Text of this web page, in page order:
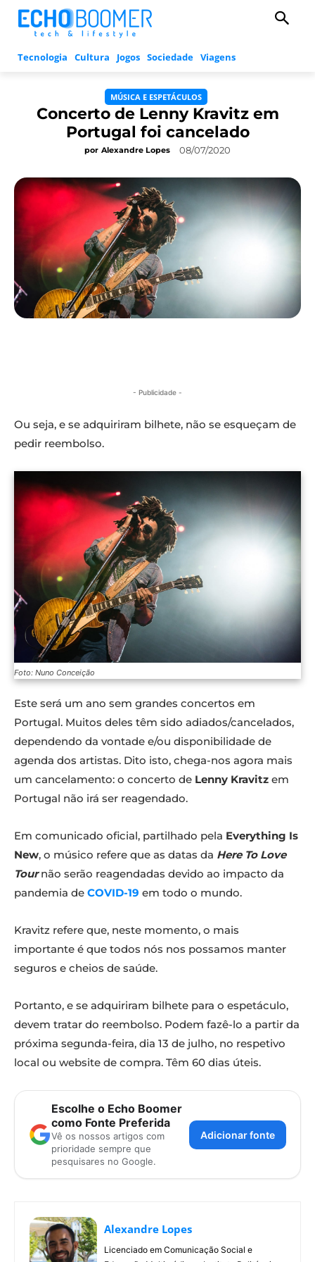
Tecnologia Cultura Jogos Sociedade Viagens
MÚSICA E ESPETÁCULOS
Concerto de Lenny Kravitz em
Portugal foi cancelado
por Alexandre Lopes 08/07/2020
- Publicidade -
Ou seja, e se adquiriram bilhete, não se esqueçam de
pedir reembolso.
Foto: Nuno Conceição
Este será um ano sem grandes concertos em
Portugal. Muitos deles têm sido adiados/cancelados,
dependendo da vontade e/ou disponibilidade de
agenda dos artistas. Dito isto, chega-nos agora mais
um cancelamento: o concerto de Lenny Kravitz em
Portugal não irá ser reagendado.
Em comunicado oficial, partilhado pela Everything Is
New, o músico refere que as datas da Here To Love
Tournão serão reagendadas devido ao impacto da
pandemia de COVID-19 em todo o mundo.
Kravitz refere que, neste momento, o mais
importante é que todos nós nos possamos manter
seguros e cheios de saúde.
Portanto, e se adquiriram bilhete para o espetáculo,
devem tratar do reembolso. Podem fazê-lo a partir da
próxima segunda-feira, dia 13 de julho, no respetivo
local ou website de compra. Têm 60 dias úteis.
Escolhe o Echo Boomer
como Fonte Preferida
Vê os nossos artigos com
prioridade sempre que
pesquisares no Google.
Adicionar fonte
Alexandre Lopes
Licenciado em Comunicação Social e